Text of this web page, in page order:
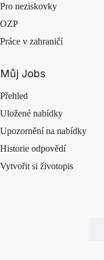
Pro neziskovky
OZP
Práce v zahraničí
Můj Jobs
Přehled
Uložené nabídky
Upozornění na nabídky
Historie odpovědí
Vytvořit si životopis